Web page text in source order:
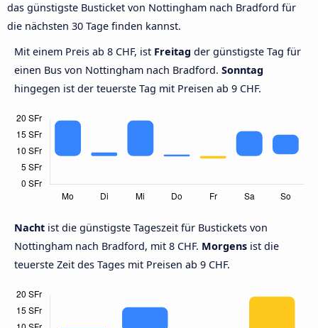
das günstigste Busticket von Nottingham nach Bradford für
die nächsten 30 Tage finden kannst.
Mit einem Preis ab 8 CHF, ist Freitag der günstigste Tag für
einen Bus von Nottingham nach Bradford. Sonntag
hingegen ist der teuerste Tag mit Preisen ab 9 CHF.
Nacht ist die günstigste Tageszeit für Bustickets von
Nottingham nach Bradford, mit 8 CHF. Morgens ist die
teuerste Zeit des Tages mit Preisen ab 9 CHF.